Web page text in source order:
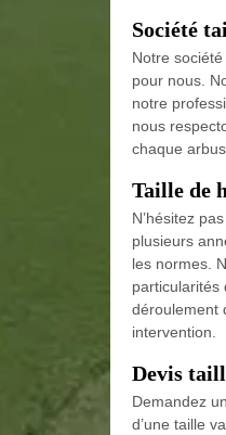
Société
Notre
pour nous.
notre
nous
chaque
Taille de
N’hésitez
plusieurs
les normes.
particularités
déroulement
intervention.
Devis
Demandez
d’une taille